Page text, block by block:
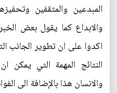
المبدعين والمثقفين
والابداع كما يقول بعض
اكدوا على ان تطوير الجانب
النتائج المهمة التي يمكن
والانسان هذا بالإضافة الى